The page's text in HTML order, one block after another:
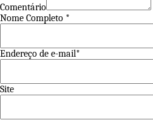
Comentário
Nome Completo *
Endereço de e-mail*
Site